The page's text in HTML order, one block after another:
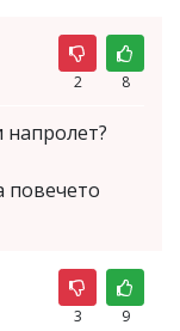
2 8
напролет?
повечето
3 9